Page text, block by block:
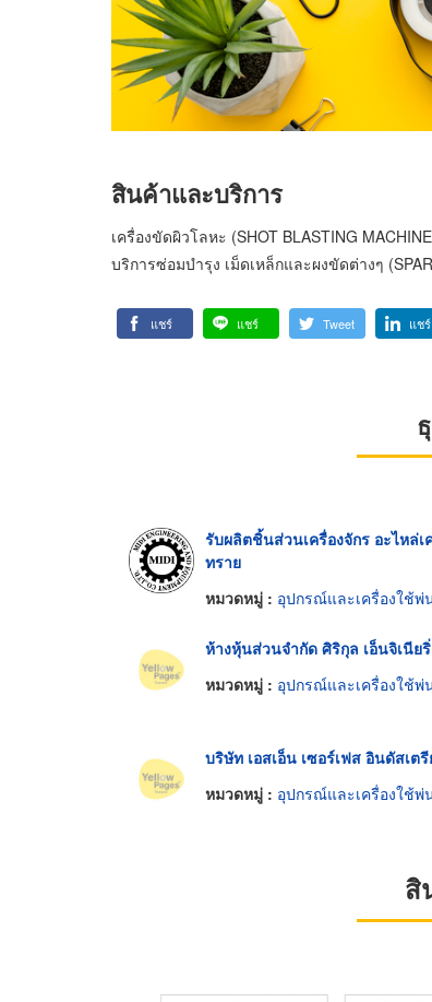
สินค้าและบริการ
เครื่องขัดผิวโลหะ (SHOT BLASTING
บริการซ่อมบำรุง เม็ดเหล็กและผงขัดต่างๆ
แชร์ แชร์ Tweet แชร์
รับผลิตชิ้นส่วนเครื่องจักร อะไหล่เ
ทราย
หมวดหมู่ : อุปกรณ์และเครื่องใช้พ่นทราย
ห้างหุ้นส่วนจำกัด ศิริกุล เอ็นจิเนีย
หมวดหมู่ : อุปกรณ์และเครื่องใช้พ่นทราย
บริษัท เอสเอ็น เซอร์เฟส อินดัสเต
หมวดหมู่ : อุปกรณ์และเครื่องใช้พ่นทราย
สิ